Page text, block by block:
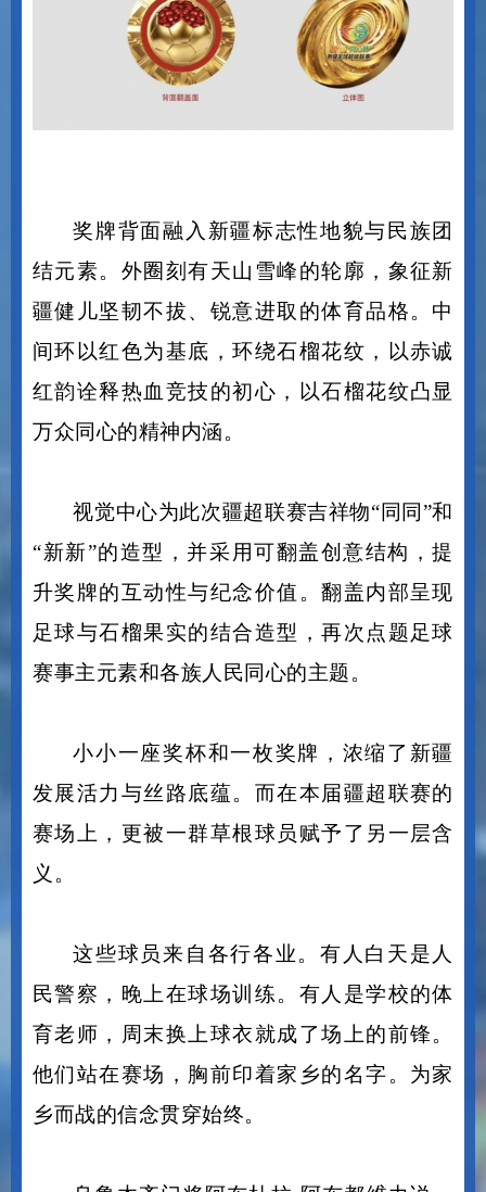
奖牌背面融入新疆标志性地貌与民族团
结元素。外圈刻有天山雪峰的轮廓，象征新
疆健儿坚韧不拔、锐意进取的体育品格。中
间环以红色为基底，环绕石榴花纹，以赤诚
红韵诠释热血竞技的初心，以石榴花纹凸显
视觉中心为此次疆超联赛吉祥物“同同”和
“新新”的造型，并采用可翻盖创意结构，提
升奖牌的互动性与纪念价值。翻盖内部呈现
足球与石榴果实的结合造型，再次点题足球
小小一座奖杯和一枚奖牌，浓缩了新疆
发展活力与丝路底蕴。而在本届疆超联赛的
赛场上，更被一群草根球员赋予了另一层含
这些球员来自各行各业。有人白天是人
民警察，晚上在球场训练。有人是学校的体
育老师，周末换上球衣就成了场上的前锋。
他们站在赛场，胸前印着家乡的名字。为家